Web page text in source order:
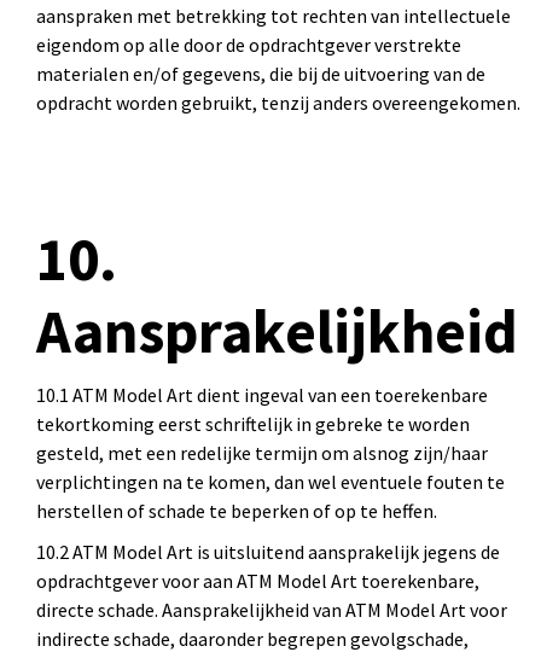
aanspraken met betrekking tot rechten van intellectuele
eigendom op alle door de opdrachtgever verstrekte
materialen en/of gegevens, die bij de uitvoering van de
opdracht worden gebruikt, tenzij anders overeengekomen.
10.
Aansprakelijkheid
10.1 ATM Model Art dient ingeval van een toerekenbare
tekortkoming eerst schriftelijk in gebreke te worden
gesteld, met een redelijke termijn om alsnog zijn/haar
verplichtingen na te komen, dan wel eventuele fouten te
herstellen of schade te beperken of op te heffen.
10.2 ATM Model Art is uitsluitend aansprakelijk jegens de
opdrachtgever voor aan ATM Model Art toerekenbare,
directe schade. Aansprakelijkheid van ATM Model Art voor
indirecte schade, daaronder begrepen gevolgschade,